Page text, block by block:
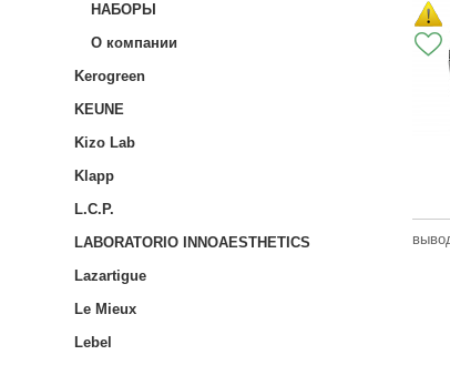
НАБОРЫ
О компании
Kerogreen
KEUNE
Kizo Lab
Klapp
L.C.P.
LABORATORIO INNOAESTHETICS
Lazartigue
Le Mieux
Lebel